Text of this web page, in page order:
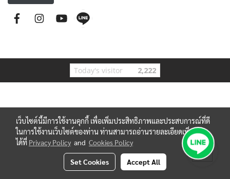
Today's visitor 2,222
เว็บไซต์นี้มีการใช้งานคุกกี้ เพื่อเพิ่มประสิทธิภาพและประสบการณ์ที่ดี
ในการใช้งานเว็บไซต์ของท่าน ท่านสามารถอ่านรายละเอียดเพิ่มเติม
ได้ที่ Privacy Policy and Cookies Policy
Set Cookies Accept All